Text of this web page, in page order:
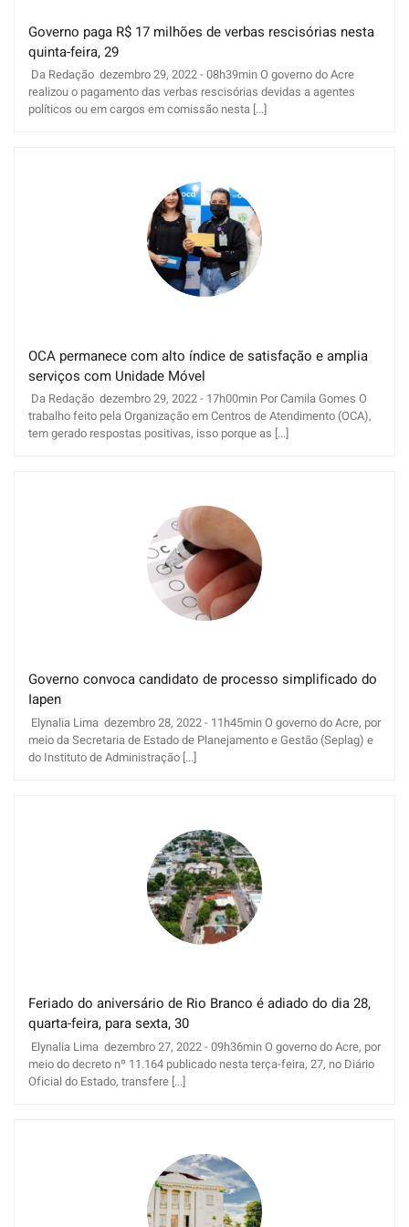
Governo paga R$ 17 milhões de verbas rescisórias nesta
quinta-feira, 29
Da Redação dezembro 29, 2022 - 08h39min O governo do Acre
realizou o pagamento das verbas rescisórias devidas a agentes
políticos ou em cargos em comissão nesta [...]
OCA permanece com alto índice de satisfação e amplia
serviços com Unidade Móvel
Da Redação dezembro 29, 2022 - 17h00min Por Camila Gomes O
trabalho feito pela Organização em Centros de Atendimento (OCA),
tem gerado respostas positivas, isso porque as [...]
Governo convoca candidato de processo simplificado do
Iapen
Elynalia Lima dezembro 28, 2022 - 11h45min O governo do Acre, por
meio da Secretaria de Estado de Planejamento e Gestão (Seplag) e
do Instituto de Administração [...]
Feriado do aniversário de Rio Branco é adiado do dia 28,
quarta-feira, para sexta, 30
Elynalia Lima dezembro 27, 2022 - 09h36min O governo do Acre, por
meio do decreto nº 11.164 publicado nesta terça-feira, 27, no Diário
Oficial do Estado, transfere [...]